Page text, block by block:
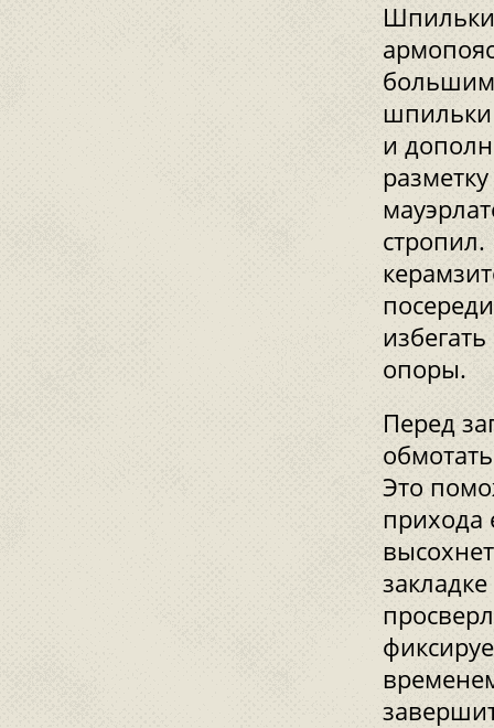
большим
шпильки
и
опоры.
Перед
Это
прихода